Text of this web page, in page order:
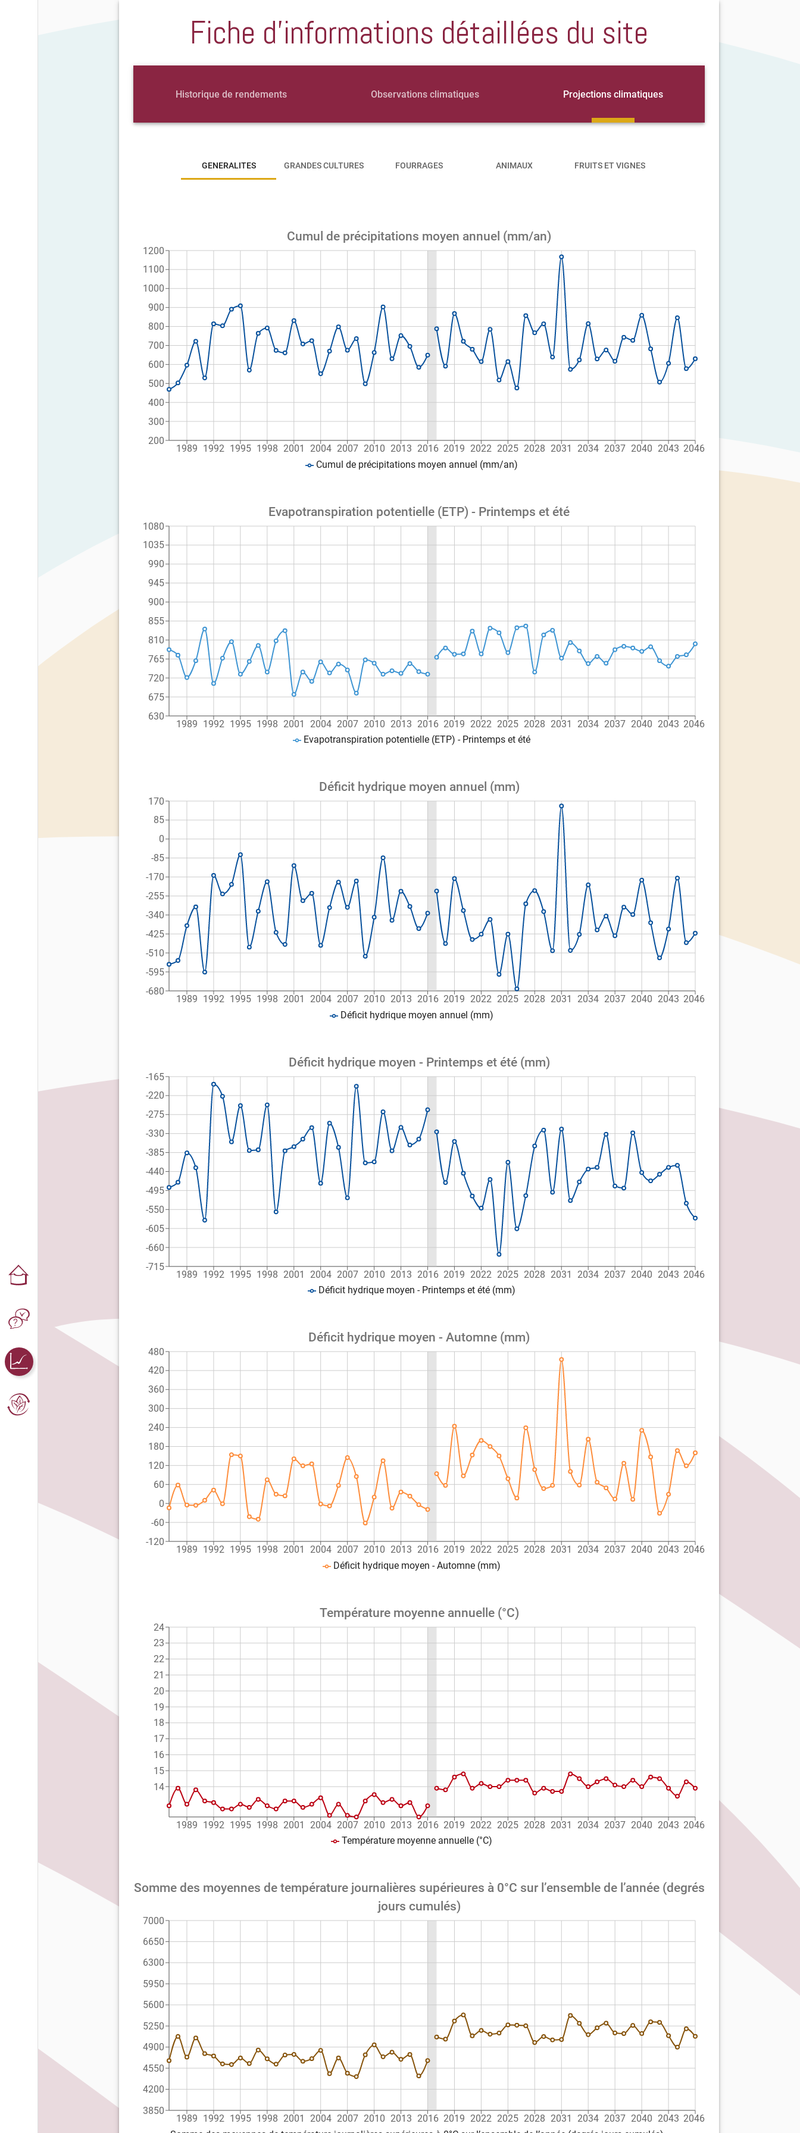
Fiche d'informations détaillées du site
Historique de rendements Observations climatiques Projections climatiques
GENERALITES GRANDES CULTURES FOURRAGES ANIMAUX FRUITS ET VIGNES
Cumul de précipitations moyen annuel (mm/an)
1989 1992 1995 1998 2001 2004 2007 2010 2013 2016 2019 2022 2025 2028 2031 2034 2037 2040 2043 2046
200
300
400
500
600
700
800
900
1000
1100
1200
Cumul de précipitations moyen annuel (mm/an)
Evapotranspiration potentielle (ETP) - Printemps et été
1989 1992 1995 1998 2001 2004 2007 2010 2013 2016 2019 2022 2025 2028 2031 2034 2037 2040 2043 2046
630
675
720
765
810
855
900
945
990
1035
1080
Evapotranspiration potentielle (ETP) - Printemps et été
Déficit hydrique moyen annuel (mm)
1989 1992 1995 1998 2001 2004 2007 2010 2013 2016 2019 2022 2025 2028 2031 2034 2037 2040 2043 2046
-680
-595
-510
-425
-340
-255
-170
-85
0
85
170
Déficit hydrique moyen annuel (mm)
Déficit hydrique moyen - Printemps et été (mm)
1989 1992 1995 1998 2001 2004 2007 2010 2013 2016 2019 2022 2025 2028 2031 2034 2037 2040 2043 2046
-715
-660
-605
-550
-495
-440
-385
-330
-275
-220
-165
Déficit hydrique moyen - Printemps et été (mm)
Déficit hydrique moyen - Automne (mm)
1989 1992 1995 1998 2001 2004 2007 2010 2013 2016 2019 2022 2025 2028 2031 2034 2037 2040 2043 2046
-120
-60
0
60
120
180
240
300
360
420
480
Déficit hydrique moyen - Automne (mm)
Température moyenne annuelle (°C)
1989 1992 1995 1998 2001 2004 2007 2010 2013 2016 2019 2022 2025 2028 2031 2034 2037 2040 2043 2046
14
15
16
17
18
19
20
21
22
23
24
Température moyenne annuelle (°C)
Somme des moyennes de température journalières supérieures à 0°C sur l’ensemble de l’année (degrés
jours cumulés)
1989 1992 1995 1998 2001 2004 2007 2010 2013 2016 2019 2022 2025 2028 2031 2034 2037 2040 2043 2046
3850
4200
4550
4900
5250
5600
5950
6300
6650
7000